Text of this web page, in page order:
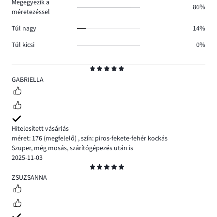
5
GABRIELLA
Hitelesített vásárlás
méret: 176 (megfelelő) ,szín: piros-fekete-fehér kockás
Szuper, még mosás, szárítógépezés után is
2025-11-03
5
ZSUZSANNA
Megegyezik a
méretezéssel
86%
Túl nagy
14%
Túl kicsi
0%